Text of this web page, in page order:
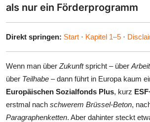
als nur ein Förderprogramm
Direkt springen: Start · Kapitel 1–5 ·
Wenn man über Zukunftspricht – über Arbeit
über Teilhabe – dann führt in Europa kaum
Europäischen Sozialfonds Plus, kurz
erstmal nach schwerem Brüssel-Beton,
Paragraphenketten. Aber dahinter steckt